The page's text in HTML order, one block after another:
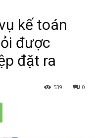
kế toán
được
đặt ra
0
539